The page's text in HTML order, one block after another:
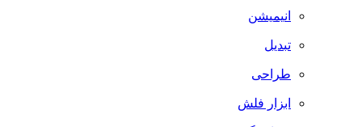
انیمیشن
تبدیل
طراحی
ابزار فلش